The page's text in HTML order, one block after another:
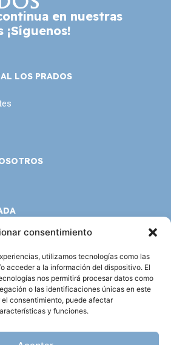
consentimiento
utilizamos tecnologías como las
acceder a la información del dispositivo. El
nos permitirá procesar datos como
o las identificaciones únicas en este
consentimiento, puede afectar
y funciones.
en nuestras
¡Síguenos!
LOS PRADOS
te gusta ser el último en enterarte
nuestranewsletter
de privacidad
Suscribirse